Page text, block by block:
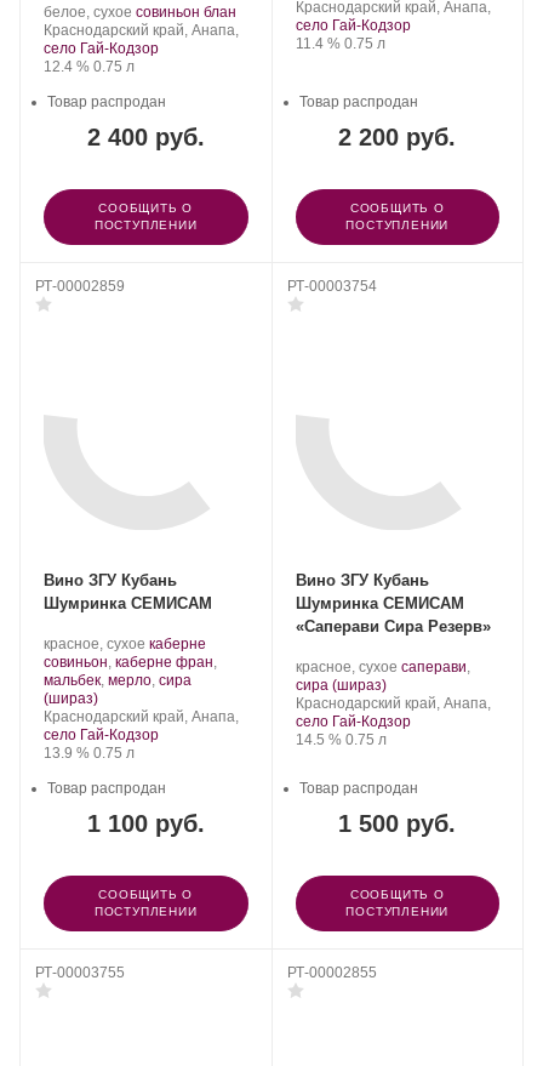
Производитель:
Шумринка.
белое, сухое .
Сорт
винограда:
совиньон блан
Регион:
Краснодарский край, Анапа,
село Гай-Кодзор
Крепость
12.4 %. Объем
0.75 л
2 400 руб.
Товар распродан
СООБЩИТЬ О
ПОСТУПЛЕНИИ
Шумринка.
Сорт
Регион:
Краснодарский край, Анапа,
село Гай-Кодзор
Крепость
11.4 %. Объем
0.75 л
2 200 руб.
Товар распродан
СООБЩИТЬ О
ПОСТУПЛЕНИИ
РТ-00002859
Вино ЗГУ Кубань
Шумринка СЕМИСАМ
Производитель:
Шумринка.
красное, сухое .
Сорт
винограда:
каберне
совиньон, каберне фран,
мальбек, мерло, сира
(шираз).
Регион:
Краснодарский край, Анапа,
село Гай-Кодзор
Крепость
13.9 %. Объем
0.75 л
1 100 руб.
Товар распродан
СООБЩИТЬ О
ПОСТУПЛЕНИИ
РТ-00003754
Вино ЗГУ Кубань
Шумринка СЕМИСАМ
«Саперави Сира Резерв»
Производитель:
Шумринка.
красное, сухое .
винограда:
саперави,
сира (шираз).
Регион:
Краснодарский край, Анапа,
село Гай-Кодзор
Крепость
14.5 %. Объем
0.75 л
1 500 руб.
Товар распродан
СООБЩИТЬ О
ПОСТУПЛЕНИИ
РТ-00003755 РТ-00002855